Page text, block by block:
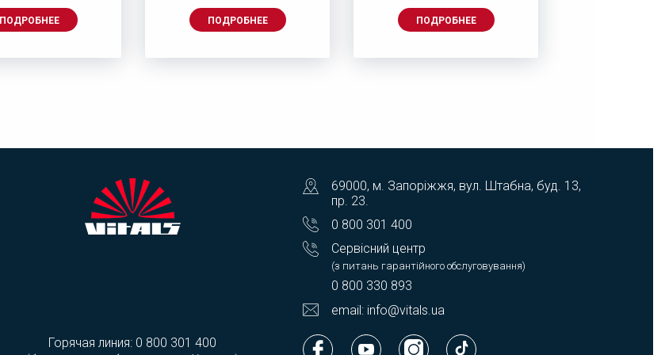
ПОДРОБНЕЕ ПОДРОБНЕЕ ПОДРОБНЕЕ
69000, м. Запоріжжя, вул. Штабна, буд. 13,
пр. 23.
0 800 301 400
Сервісний центр
(з питань гарантійного обслуговування)
0 800 330 893
email: info@vitals.ua
Горячая линия: 0 800 301 400